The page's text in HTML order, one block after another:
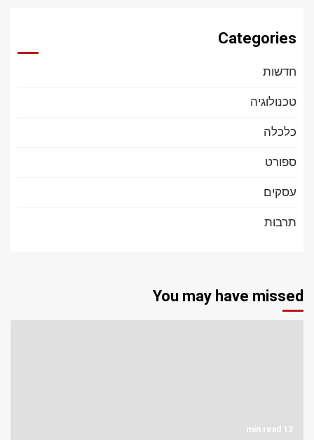
Categories
חדשות
טכנולוגיה
כלכלה
ספורט
עסקים
תרבות
You may have missed
12 min read